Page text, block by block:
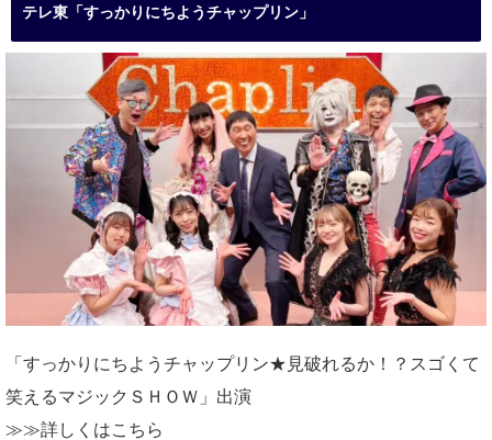
テレ東「すっかりにちようチャップリン」
「すっかりにちようチャップリン★見破れるか！？スゴくて
笑えるマジックＳＨＯＷ」出演
≫≫詳しくはこちら